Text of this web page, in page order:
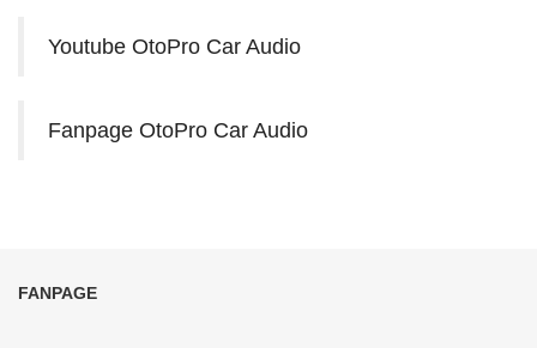
Youtube OtoPro Car Audio
Fanpage OtoPro Car Audio
FANPAGE